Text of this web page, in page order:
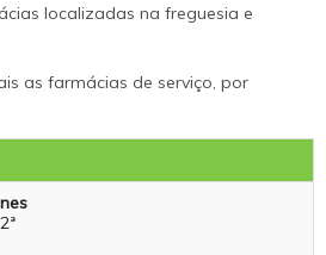
localizadas na freguesia e
as farmácias de serviço, por